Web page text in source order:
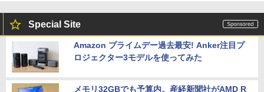
Special Site
Amazon プライムデー過去最安! Anker注目プ
ロジェクター3モデルを使ってみた
メモリ32GBでも予算内。産経新聞社がAMD R